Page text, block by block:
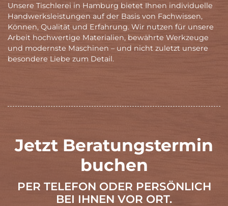
Unsere Tischlerei in Hamburg bietet Ihnen individuelle
Handwerksleistungen auf der Basis von Fachwissen,
Können, Qualität und Erfahrung. Wir nutzen für unsere
Arbeit hochwertige Materialien, bewährte Werkzeuge
und modernste Maschinen – und nicht zuletzt unsere
besondere Liebe zum Detail.
Jetzt Beratungstermin
buchen
PER TELEFON ODER PERSÖNLICH
BEI IHNEN VOR ORT.